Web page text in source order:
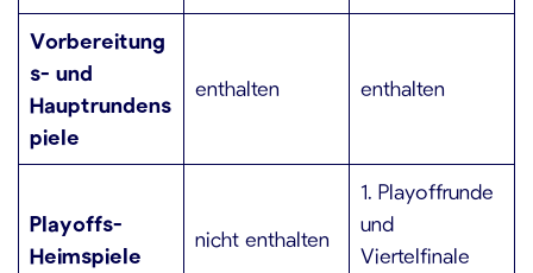
Vorbereitung
s- und
Hauptrundens
piele
enthalten enthalten
Playoffs-
Heimspiele
nicht enthalten
1. Playoffrunde
und
Viertelfinale